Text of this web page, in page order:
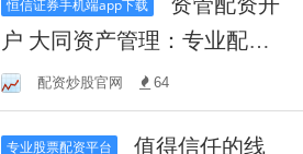
恒信证券手机端app下载
户 大同资产管理：专业配资
平台助您快速实现财富增值
配资炒股官网 64
专业股票配资平台
值得信任的线